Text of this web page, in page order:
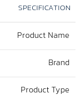
SPECIFICATION
Product Name
Brand
Product Type